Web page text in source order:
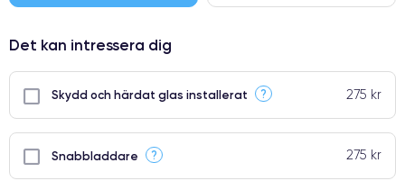
Det kan intressera dig
Skydd och härdat glas installerat ? 275 kr
Snabbladdare ? 275 kr